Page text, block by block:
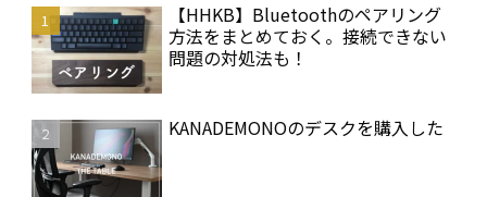
【HHKB】Bluetoothのペアリング
方法をまとめておく。接続できない
問題の対処法も！
KANADEMONOのデスクを購入した